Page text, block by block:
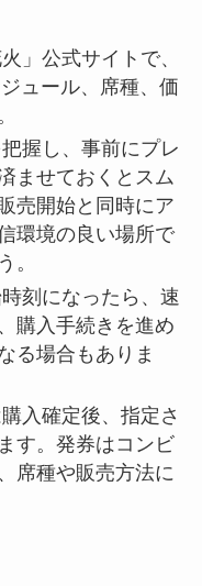
」公式サイトで、
ュール、席種、価
握し、事前にプレ
ませておくとスム
売開始と同時にア
環境の良い場所で
。
刻になったら、速
購入手続きを進め
る場合もありま
入確定後、指定さ
す。発券はコンビ
席種や販売方法に